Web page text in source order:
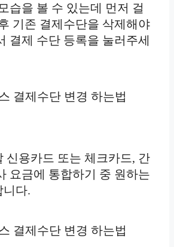
습을 볼 수 있는데 먼저 걸
기존 결제수단을 삭제해야
결제 수단 등록을 눌러주세
신용카드 또는 체크카드, 간
요금에 통합하기 중 원하는
니다.